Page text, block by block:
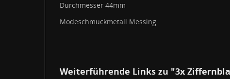
Durchmesser 44mm
Modeschmuckmetall Messing
Weiterführende Links zu "3x